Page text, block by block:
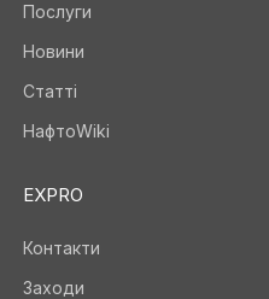
Послуги
Новини
Статті
НафтоWiki
EXPRO
Контакти
Заходи